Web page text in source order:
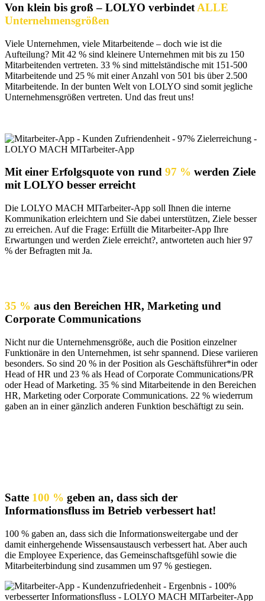
Von klein bis groß – LOLYO verbindet ALLE
Unternehmensgrößen
Viele Unternehmen, viele Mitarbeitende – doch wie ist die
Aufteilung? Mit 42 % sind kleinere Unternehmen mit bis zu 150
Mitarbeitenden vertreten. 33 % sind mittelständische mit 151-500
Mitarbeitende und 25 % mit einer Anzahl von 501 bis über 2.500
Mitarbeitende. In der bunten Welt von LOLYO sind somit jegliche
Unternehmensgrößen vertreten. Und das freut uns!
Mit einer Erfolgsquote von rund 97 % werden Ziele
mit LOLYO besser erreicht
Die LOLYO MACH MITarbeiter-App soll Ihnen die interne
Kommunikation erleichtern und Sie dabei unterstützen, Ziele besser
zu erreichen. Auf die Frage: Erfüllt die Mitarbeiter-App Ihre
Erwartungen und werden Ziele erreicht?, antworteten auch hier 97
% der Befragten mit Ja.
35 % aus den Bereichen HR, Marketing und
Corporate Communications
Nicht nur die Unternehmensgröße, auch die Position einzelner
Funktionäre in den Unternehmen, ist sehr spannend. Diese variieren
besonders. So sind 20 % in der Position als Geschäftsführer*in oder
Head of HR und 23 % als Head of Corporate Communications/PR
oder Head of Marketing. 35 % sind Mitarbeitende in den Bereichen
HR, Marketing oder Corporate Communications. 22 % wiederrum
gaben an in einer gänzlich anderen Funktion beschäftigt zu sein.
Satte 100 % geben an, dass sich der
Informationsfluss im Betrieb verbessert hat!
100 % gaben an, dass sich die Informationsweitergabe und der
damit einhergehende Wissensaustausch verbessert hat. Aber auch
die Employee Experience, das Gemeinschaftsgefühl sowie die
Mitarbeiterbindung sind zusammen um 97 % gestiegen.